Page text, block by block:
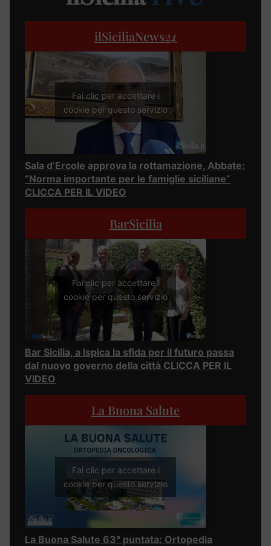
ilSiciliaNews24
Fai clic per accettare i
cookie per questo servizio
Sala d’Ercole approva la rottamazione, Abbate:
“Norma importante per le famiglie siciliane”
CLICCA PER IL VIDEO
BarSicilia
Fai clic per accettare i
cookie per questo servizio
Bar Sicilia, a Ispica la sfida per il futuro passa
dal nuovo governo della città CLICCA PER IL
VIDEO
La Buona Salute
Fai clic per accettare i
cookie per questo servizio
La Buona Salute 63° puntata: Ortopedia